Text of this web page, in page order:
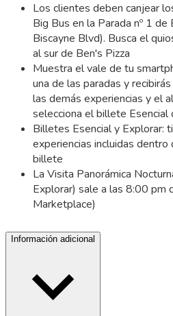
Los clientes deben canjear
Big Bus en la Parada nº 1
Biscayne Blvd). Busca el
al sur de Ben's Pizza
Muestra el vale de tu
una de las paradas y
las demás experiencias y el
selecciona el billete Esencial
Billetes Esencial y Explorar:
experiencias incluidas
billete
La Visita Panorámica
Explorar) sale a las 8:00 pm
Marketplace)
Información adicional